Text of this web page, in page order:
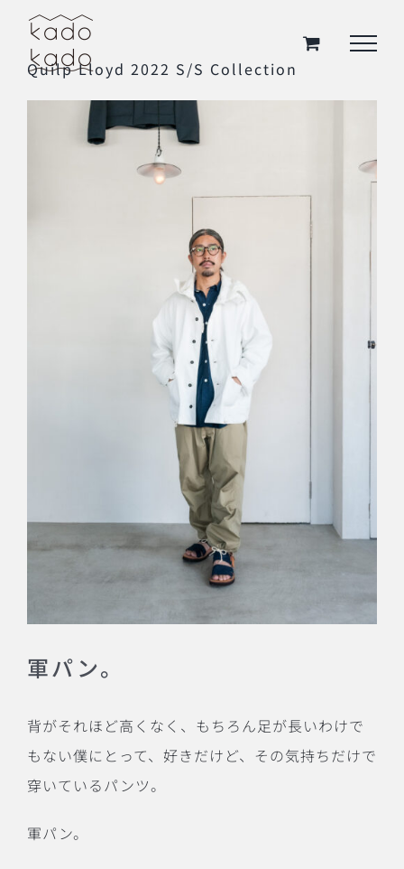
Skip
contentQuilp Lloyd 2022 S/S Collection
軍パン。
背がそれほど高くなく、もちろん足が長いわけで
もない僕にとって、好きだけど、その気持ちだけで
穿いているパンツ。
軍パン。